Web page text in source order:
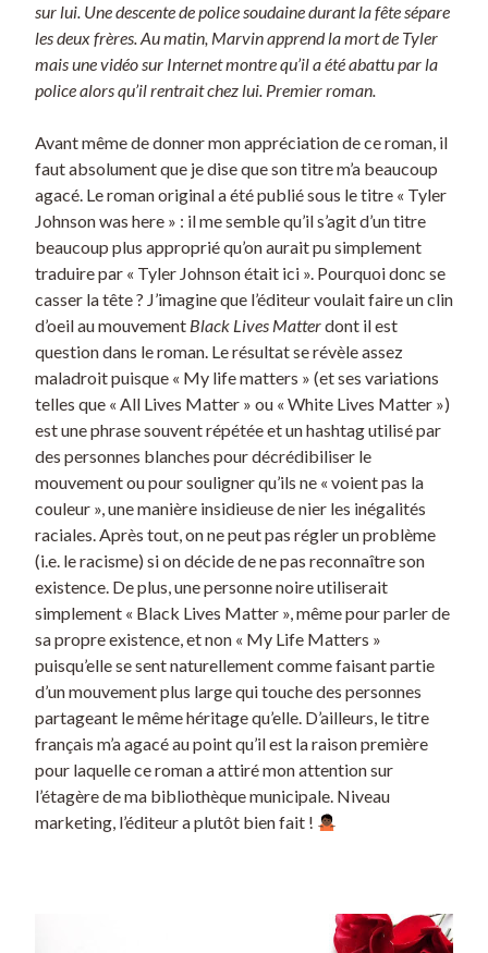
sur lui. Une descente de police soudaine durant la fête sépare
les deux frères. Au matin, Marvin apprend la mort de Tyler
mais une vidéo sur Internet montre qu’il a été abattu par la
police alors qu’il rentrait chez lui. Premier roman.
Avant même de donner mon appréciation de ce roman, il
faut absolument que je dise que son titre m’a beaucoup
agacé. Le roman original a été publié sous le titre « Tyler
Johnson was here » : il me semble qu’il s’agit d’un titre
beaucoup plus approprié qu’on aurait pu simplement
traduire par « Tyler Johnson était ici ». Pourquoi donc se
casser la tête ? J’imagine que l’éditeur voulait faire un clin
d’oeil au mouvement Black Lives Matterdont il est
question dans le roman. Le résultat se révèle assez
maladroit puisque « My life matters » (et ses variations
telles que « All Lives Matter » ou « White Lives Matter »)
est une phrase souvent répétée et un hashtag utilisé par
des personnes blanches pour décrédibiliser le
mouvement ou pour souligner qu’ils ne « voient pas la
couleur », une manière insidieuse de nier les inégalités
raciales. Après tout, on ne peut pas régler un problème
(i.e. le racisme) si on décide de ne pas reconnaître son
existence. De plus, une personne noire utiliserait
simplement « Black Lives Matter », même pour parler de
sa propre existence, et non « My Life Matters »
puisqu’elle se sent naturellement comme faisant partie
d’un mouvement plus large qui touche des personnes
partageant le même héritage qu’elle. D’ailleurs, le titre
français m’a agacé au point qu’il est la raison première
pour laquelle ce roman a attiré mon attention sur
l’étagère de ma bibliothèque municipale. Niveau
marketing, l’éditeur a plutôt bien fait !